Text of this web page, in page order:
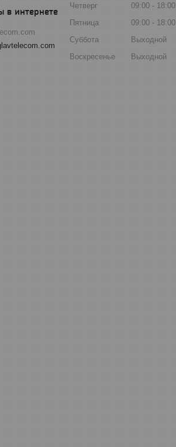
Четверг
09:00
18:00
Пятница
09:00
18:00
Суббота
Выходной
Воскресенье
Выходной